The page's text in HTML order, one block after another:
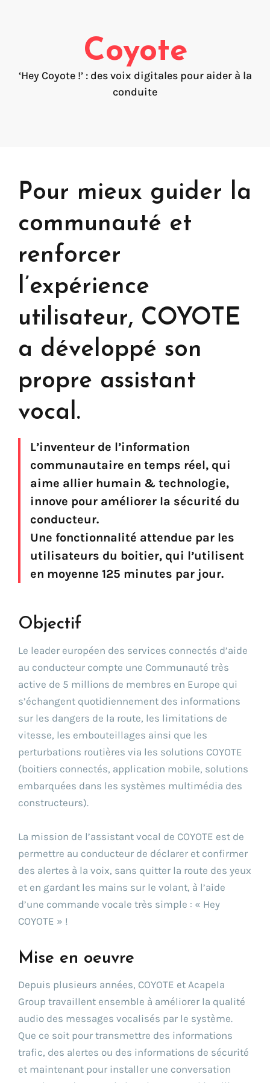
Préservation de la voix (My-Own-Voice)
Voix pour lecteur d'écran NVDA (usage personnel)
Trouvez votre solution
Go !
Coyote
‘Hey Coyote !’ : des voix digitales pour aider à la
conduite
Pour mieux guider la
communauté et
renforcer
l’expérience
utilisateur, COYOTE
a développé son
propre assistant
vocal.
L’inventeur de l’information
communautaire en temps réel, qui
aime allier humain & technologie,
innove pour améliorer la sécurité du
conducteur.
Une fonctionnalité attendue par les
utilisateurs du boitier, qui l’utilisent
en moyenne 125 minutes par jour.
Objectif
Le leader européen des services connectés d’aide
au conducteur compte une Communauté très
active de 5 millions de membres en Europe qui
s’échangent quotidiennement des informations
sur les dangers de la route, les limitations de
vitesse, les embouteillages ainsi que les
perturbations routières via les solutions COYOTE
(boitiers connectés, application mobile, solutions
embarquées dans les systèmes multimédia des
constructeurs).
La mission de l’assistant vocal de COYOTE est de
permettre au conducteur de déclarer et confirmer
des alertes à la voix, sans quitter la route des yeux
et en gardant les mains sur le volant, à l’aide
d’une commande vocale très simple : « Hey
COYOTE » !
Mise en oeuvre
Depuis plusieurs années, COYOTE et Acapela
Group travaillent ensemble à améliorer la qualité
audio des messages vocalisés par le système.
Que ce soit pour transmettre des informations
trafic, des alertes ou des informations de sécurité
et maintenant pour installer une conversation